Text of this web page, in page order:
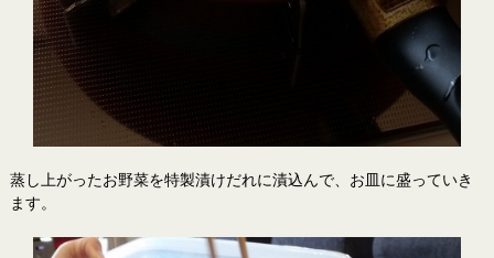
蒸し上がったお野菜を特製漬けだれに漬込んで、お皿に盛っていき
ます。